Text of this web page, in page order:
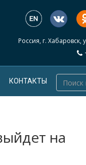
Россия, г. Хабаровск,
КОНТАКТЫ
на